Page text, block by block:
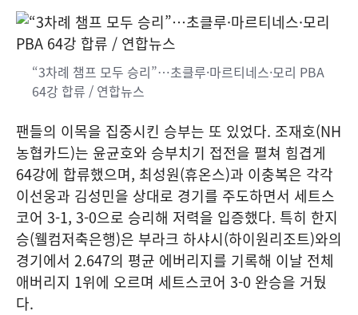
“3차례 챔프 모두 승리”…초클루·마르티네스·모리 PBA
64강 합류 / 연합뉴스
팬들의 이목을 집중시킨 승부는 또 있었다. 조재호(NH
농협카드)는 윤균호와 승부치기 접전을 펼쳐 힘겹게
64강에 합류했으며, 최성원(휴온스)과 이충복은 각각
이선웅과 김성민을 상대로 경기를 주도하면서 세트스
코어 3-1, 3-0으로 승리해 저력을 입증했다. 특히 한지
승(웰컴저축은행)은 부라크 하샤시(하이원리조트)와의
경기에서 2.647의 평균 에버리지를 기록해 이날 전체
애버리지 1위에 오르며 세트스코어 3-0 완승을 거뒀
다.